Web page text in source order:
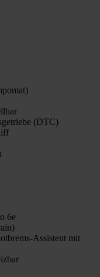
(DTC)
6e
Assistent mit